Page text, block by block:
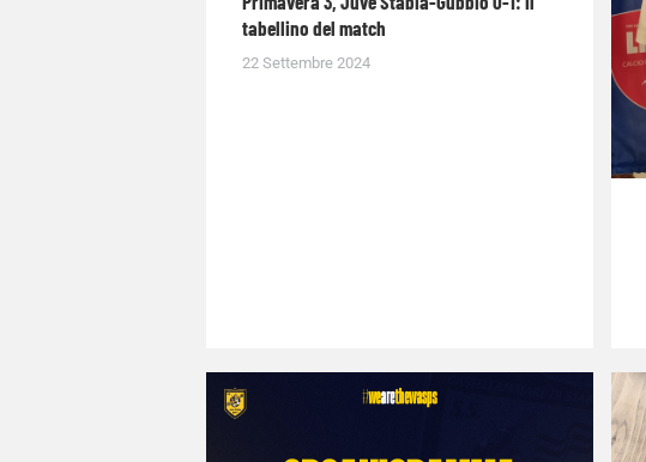
tabellino del match
22 Settembre 2024